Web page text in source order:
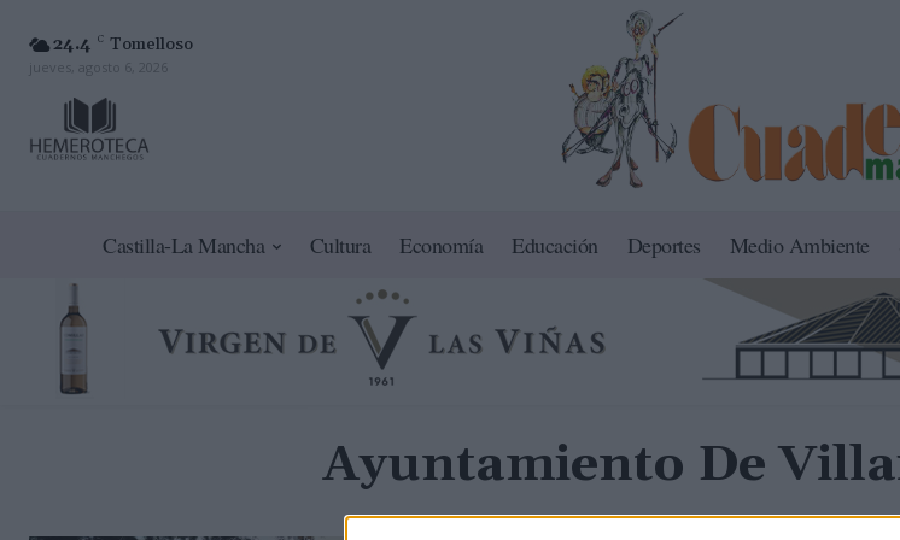
24.4 C Tomelloso
jueves, agosto 6, 2026
Castilla-La Mancha Cultura Economía Educación Deportes Medio Ambiente
Ayuntamiento De